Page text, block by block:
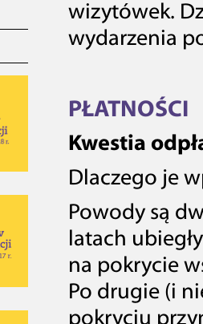
wizytówek.
wydarzenia
PŁATNOŚCI
Kwestia
Dlaczego je
Powody są
latach
na pokrycie
Po drugie (i
pokryciu